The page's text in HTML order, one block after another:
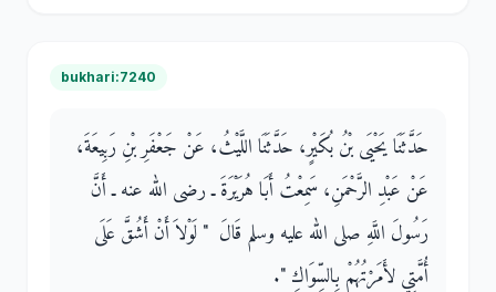
bukhari:7240
حَدَّثَنَا يَحْيَى بْنُ بُكَيْرٍ، حَدَّثَنَا اللَّيْثُ، عَنْ جَعْفَرِ بْنِ رَبِيعَةَ،
عَنْ عَبْدِ الرَّحْمَنِ، سَمِعْتُ أَبَا هُرَيْرَةَ ـ رضى الله عنه ـ أَنَّ
رَسُولَ اللَّهِ صلى الله عليه وسلم قَالَ ‏ "‏ لَوْلاَ أَنْ أَشُقَّ عَلَى
أُمَّتِي لأَمَرْتُهُمْ بِالسِّوَاكِ ‏"‏‏.‏